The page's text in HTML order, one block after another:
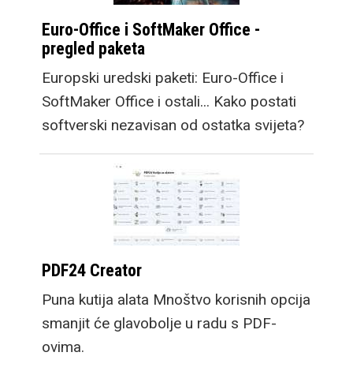
Euro-Office i SoftMaker Office -
pregled paketa
Europski uredski paketi: Euro-Office i
SoftMaker Office i ostali... Kako postati
softverski nezavisan od ostatka svijeta?
PDF24 Creator
Puna kutija alata Mnoštvo korisnih opcija
smanjit će glavobolje u radu s PDF-
ovima.